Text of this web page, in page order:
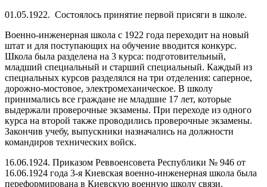
01.05.1922. Состоялось принятие первой присяги в школе.
Военно-инженерная школа с 1922 года переходит на новый
штат и для поступающих на обучение вводится конкурс.
Школа была разделена на 3 курса: подготовительный,
младший специальный и старший специальный. Каждый из
специальных курсов разделялся на три отделения: саперное,
дорожно-мостовое, электромеханическое. В школу
принимались все граждане не младшие 17 лет, которые
выдержали проверочные экзамены. При переходе из одного
курса на второй также проводились проверочные экзамены.
Закончив учебу, выпускники назначались на должности
командиров технических войск.
16.06.1924. Приказом Реввоенсовета Республики № 946 от
16.06.1924 года 3-я Киевская военно-инженерная школа была
переформирована в Киевскую военную школу связи.